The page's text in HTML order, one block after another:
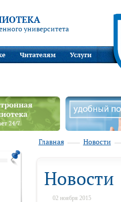
университета
Читателям Услуги
Главная Новости
Новости
02 ноября 2015